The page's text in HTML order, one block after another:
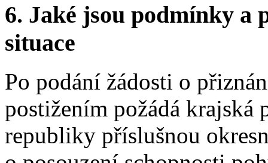
6. Jaké jsou podmínky a
situace
Po podání žádosti o
postižením požádá krajská
republiky příslušnou